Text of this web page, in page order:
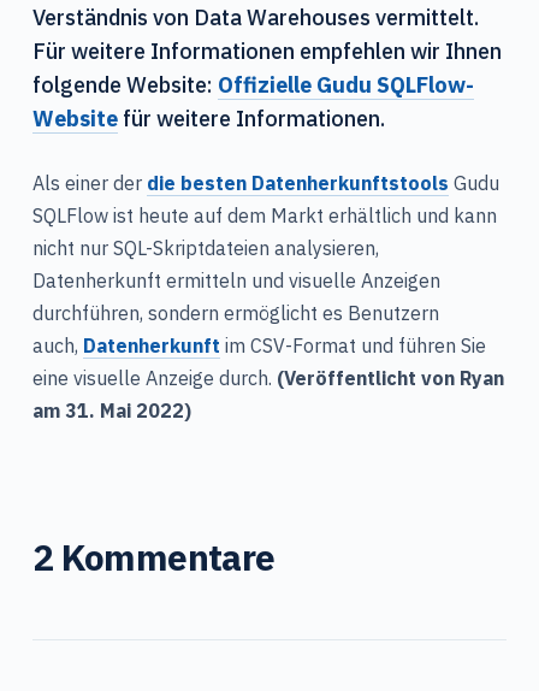
Verständnis von Data Warehouses vermittelt.
Für weitere Informationen empfehlen wir Ihnen
folgende Website: Offizielle Gudu SQLFlow-
Websitefür weitere Informationen.
Als einer der die besten Datenherkunftstools Gudu
SQLFlow ist heute auf dem Markt erhältlich und kann
nicht nur SQL-Skriptdateien analysieren,
Datenherkunft ermitteln und visuelle Anzeigen
durchführen, sondern ermöglicht es Benutzern
auch, Datenherkunft im CSV-Format und führen Sie
eine visuelle Anzeige durch. (Veröffentlicht von Ryan
am 31. Mai 2022)
2 Kommentare